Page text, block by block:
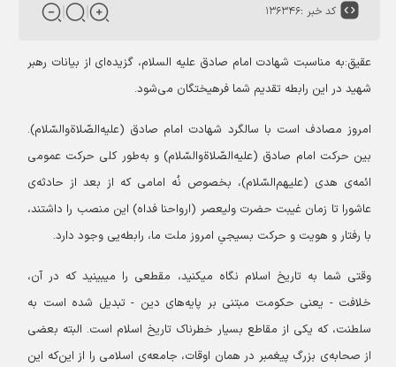
کد خبر :۱۳۶۳۴۶
عقیق:به مناسبت شهادت امام صادق علیه السلام، گزیده‌ای از بیانات رهبر
شهید در این رابطه تقدیم شما فرهیختگان می‌شود.
امروز مصادف است با سالگرد شهادت امام صادق (علیه‌الصّلاةوالسّلام).
بین حرکت امام صادق (علیه‌الصّلاةوالسّلام) و به‌طور کلی حرکت عمومی
ائمه‌ی هدی (علیهم‌السّلام)، بخصوص نُه امامی که از بعد از حادثه‌ی
عاشورا تا زمان غیبت حضرت ولیعصر (ارواحنا فداه) این منصب را داشتند،
با رفتار و هویت و حرکت بسیجیِ امروز ملت ما، رابطه‌یی وجود دارد.
وقتی شما به تاریخ اسلام نگاه میکنید، مقطعی را میبینید که در آن،
خلافت - یعنی حکومت مبتنی بر پایه‌های دین - تبدیل شده است به
سلطنت، که یکی از مقاطع بسیار خطرناک تاریخ اسلام است. البته بعضی
از صحابه‌ی بزرگ پیغمبر در همان اوقات، جامعه‌ی اسلامی را از این‌که این